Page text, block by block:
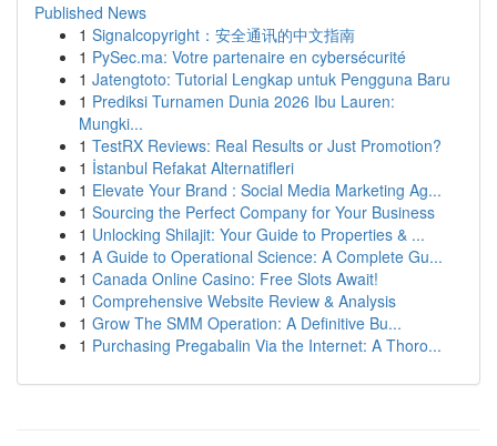
Published News
1 Signalcopyright：安全通讯的中文指南
1 PySec.ma: Votre partenaire en cybersécurité
1 Jatengtoto: Tutorial Lengkap untuk Pengguna Baru
1 Prediksi Turnamen Dunia 2026 Ibu Lauren:
Mungki...
1 TestRX Reviews: Real Results or Just Promotion?
1 İstanbul Refakat Alternatifleri
1 Elevate Your Brand : Social Media Marketing Ag...
1 Sourcing the Perfect Company for Your Business
1 Unlocking Shilajit: Your Guide to Properties & ...
1 A Guide to Operational Science: A Complete Gu...
1 Canada Online Casino: Free Slots Await!
1 Comprehensive Website Review & Analysis
1 Grow The SMM Operation: A Definitive Bu...
1 Purchasing Pregabalin Via the Internet: A Thoro...